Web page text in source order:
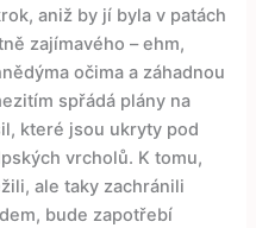
aniž by jí byla v patách
zajímavého – ehm,
očima a záhadnou
spřádá plány na
které jsou ukryty pod
vrcholů. K tomu,
ale taky zachránili
bude zapotřebí